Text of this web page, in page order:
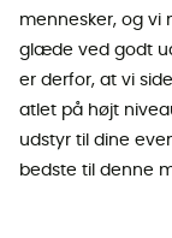
mennesker, og vi
glæde ved godt
er derfor, at vi
atlet på højt
udstyr til dine
bedste til denne